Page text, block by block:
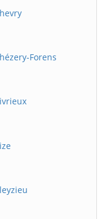
Forens